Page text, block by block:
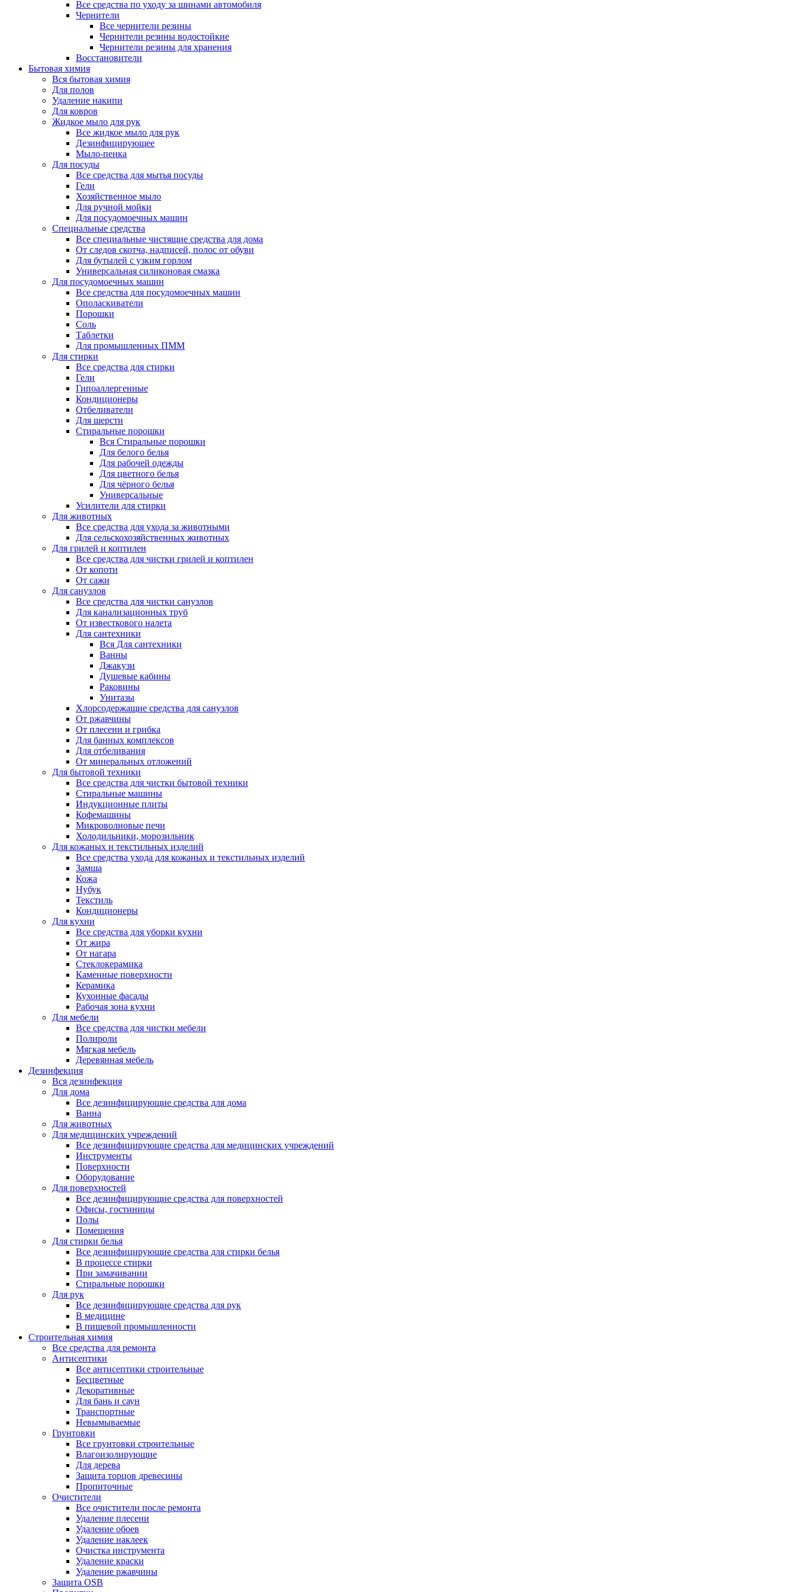
Все средства по уходу за шинами автомобиля
Чернители
Все чернители резины
Чернители резины водостойкие
Чернители резины для хранения
Восстановители
Бытовая химия
Вся бытовая химия
Для полов
Удаление накипи
Для ковров
Жидкое мыло для рук
Все жидкое мыло для рук
Дезинфицирующее
Мыло-пенка
Для посуды
Все средства для мытья посуды
Гели
Хозяйственное мыло
Для ручной мойки
Для посудомоечных машин
Специальные средства
Все специальные чистящие средства для дома
От следов скотча, надписей, полос от обуви
Для бутылей с узким горлом
Универсальная силиконовая смазка
Для посудомоечных машин
Все средства для посудомоечных машин
Ополаскиватели
Порошки
Соль
Таблетки
Для промышленных ПММ
Для стирки
Все средства для стирки
Гели
Гипоаллергенные
Кондиционеры
Отбеливатели
Для шерсти
Стиральные порошки
Вся Стиральные порошки
Для белого белья
Для рабочей одежды
Для цветного белья
Для чёрного белья
Универсальные
Усилители для стирки
Для животных
Все средства для ухода за животными
Для сельскохозяйственных животных
Для грилей и коптилен
Все средства для чистки грилей и коптилен
От копоти
От сажи
Для санузлов
Все средства для чистки санузлов
Для канализационных труб
От известкового налета
Для сантехники
Вся Для сантехники
Ванны
Джакузи
Душевые кабины
Раковины
Унитазы
Хлорсодержащие средства для санузлов
От ржавчины
От плесени и грибка
Для банных комплексов
Для отбеливания
От минеральных отложений
Для бытовой техники
Все средства для чистки бытовой техники
Стиральные машины
Индукционные плиты
Кофемашины
Микроволновые печи
Холодильники, морозильник
Для кожаных и текстильных изделий
Все средства ухода для кожаных и текстильных изделий
Замша
Кожа
Нубук
Текстиль
Кондиционеры
Для кухни
Все средства для уборки кухни
От жира
От нагара
Стеклокерамика
Каменные поверхности
Керамика
Кухонные фасады
Рабочая зона кухни
Для мебели
Все средства для чистки мебели
Полироли
Мягкая мебель
Деревянная мебель
Дезинфекция
Вся дезинфекция
Для дома
Все дезинфицирующие средства для дома
Ванна
Для животных
Для медицинских учреждений
Все дезинфицирующие средства для медицинских учреждений
Инструменты
Поверхности
Оборудование
Для поверхностей
Все дезинфицирующие средства для поверхностей
Офисы, гостиницы
Полы
Помещения
Для стирки белья
Все дезинфицирующие средства для стирки белья
В процессе стирки
При замачивании
Стиральные порошки
Для рук
Все дезинфицирующие средства для рук
В медицине
В пищевой промышленности
Строительная химия
Все средства для ремонта
Антисептики
Все антисептики строительные
Бесцветные
Декоративные
Для бань и саун
Транспортные
Невымываемые
Грунтовки
Все грунтовки строительные
Влагоизолирующие
Для дерева
Защита торцов древесины
Пропиточные
Очистители
Все очистители после ремонта
Удаление плесени
Удаление обоев
Удаление наклеек
Очистка инструмента
Удаление краски
Удаление ржавчины
Защита OSB